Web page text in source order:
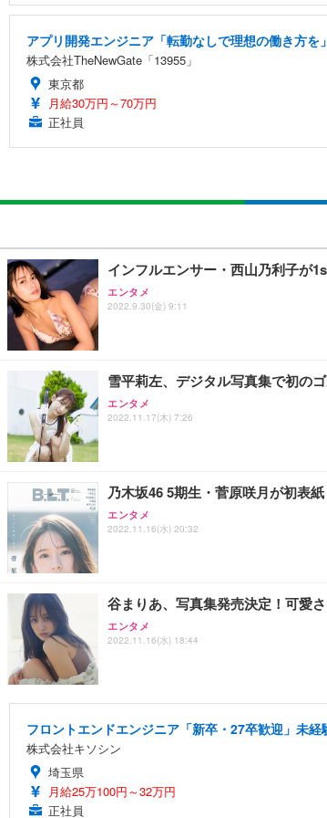
アプリ開発エンジニア「転勤なしで理想の働き方
株式会社TheNewGate「13955」
東京都
月給30万円～70万円
正社員
インフルエンサー・西山乃利子が
エンタメ
2022.9.30(金) 9:11
雪平莉左、デジタル写真集で初の
エンタメ
2022.11.17(木) 7:26
乃木坂46 5期生・菅原咲月が初表
エンタメ
2022.11.16(水) 20:32
谷まりあ、写真集発売決定！可愛
エンタメ
2022.11.16(水) 18:44
フロントエンドエンジニア「新卒・27卒歓迎」未
株式会社キソシン
埼玉県
月給25万100円～32万円
正社員